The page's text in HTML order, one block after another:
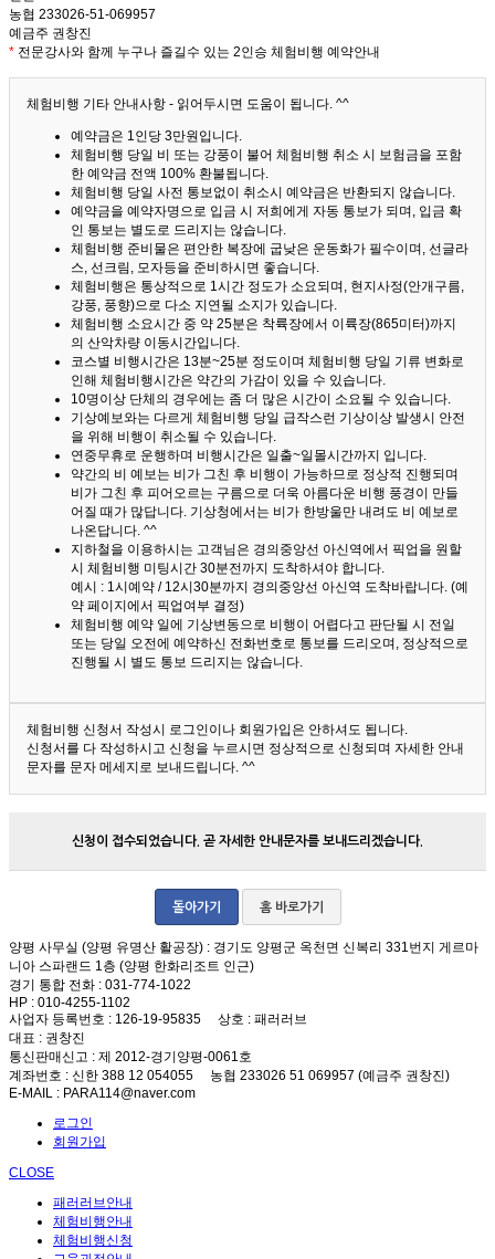
농협 233026-51-069957
예금주 권창진
* 전문강사와 함께 누구나 즐길수 있는 2인승 체험비행 예약안내
체험비행 기타 안내사항 - 읽어두시면 도움이 됩니다. ^^
예약금은 1인당 3만원입니다.
체험비행 당일 비 또는 강풍이 불어 체험비행 취소 시 보험금을 포함
한 예약금 전액 100% 환불됩니다.
체험비행 당일 사전 통보없이 취소시 예약금은 반환되지 않습니다.
예약금을 예약자명으로 입금 시 저희에게 자동 통보가 되며, 입금 확
인 통보는 별도로 드리지는 않습니다.
체험비행 준비물은 편안한 복장에 굽낮은 운동화가 필수이며, 선글라
스, 선크림, 모자등을 준비하시면 좋습니다.
체험비행은 통상적으로 1시간 정도가 소요되며, 현지사정(안개구름,
강풍, 풍향)으로 다소 지연될 소지가 있습니다.
체험비행 소요시간 중 약 25분은 착륙장에서 이륙장(865미터)까지
의 산악차량 이동시간입니다.
코스별 비행시간은 13분~25분 정도이며 체험비행 당일 기류 변화로
인해 체험비행시간은 약간의 가감이 있을 수 있습니다.
10명이상 단체의 경우에는 좀 더 많은 시간이 소요될 수 있습니다.
기상예보와는 다르게 체험비행 당일 급작스런 기상이상 발생시 안전
을 위해 비행이 취소될 수 있습니다.
연중무휴로 운행하며 비행시간은 일출~일몰시간까지 입니다.
약간의 비 예보는 비가 그친 후 비행이 가능하므로 정상적 진행되며
비가 그친 후 피어오르는 구름으로 더욱 아름다운 비행 풍경이 만들
어질 때가 많답니다. 기상청에서는 비가 한방울만 내려도 비 예보로
나온답니다. ^^
지하철을 이용하시는 고객님은 경의중앙선 아신역에서 픽업을 원할
시 체험비행 미팅시간 30분전까지 도착하셔야 합니다.
예시 : 1시예약 / 12시30분까지 경의중앙선 아신역 도착바랍니다. (예
약 페이지에서 픽업여부 결정)
체험비행 예약 일에 기상변동으로 비행이 어렵다고 판단될 시 전일
또는 당일 오전에 예약하신 전화번호로 통보를 드리오며, 정상적으로
진행될 시 별도 통보 드리지는 않습니다.
체험비행 신청서 작성시 로그인이나 회원가입은 안하셔도 됩니다.
신청서를 다 작성하시고 신청을 누르시면 정상적으로 신청되며 자세한 안내
문자를 문자 메세지로 보내드립니다. ^^
신청이 접수되었습니다. 곧 자세한 안내문자를 보내드리겠습니다.
돌아가기 홈 바로가기
양평 사무실 (양평 유명산 활공장) : 경기도 양평군 옥천면 신복리 331번지 게르마
니아 스파랜드 1층 (양평 한화리조트 인근)
경기 통합 전화 : 031-774-1022
HP : 010-4255-1102
사업자 등록번호 : 126-19-95835 상호 : 패러러브
대표 : 권창진
통신판매신고 : 제 2012-경기양평-0061호
계좌번호 : 신한 388 12 054055 농협 233026 51 069957 (예금주 권창진)
E-MAIL : PARA114@naver.com
로그인
회원가입
CLOSE
패러러브안내
체험비행안내
체험비행신청